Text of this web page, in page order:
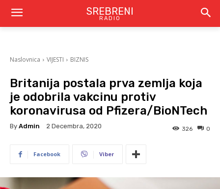
SREBRENI
RADIO
Naslovnica VIJESTI BIZNIS
Britanija postala prva zemlja koja
je odobrila vakcinu protiv
koronavirusa od Pfizera/BioNTech
By Admin 2 Decembra, 2020 0
326
Facebook Viber